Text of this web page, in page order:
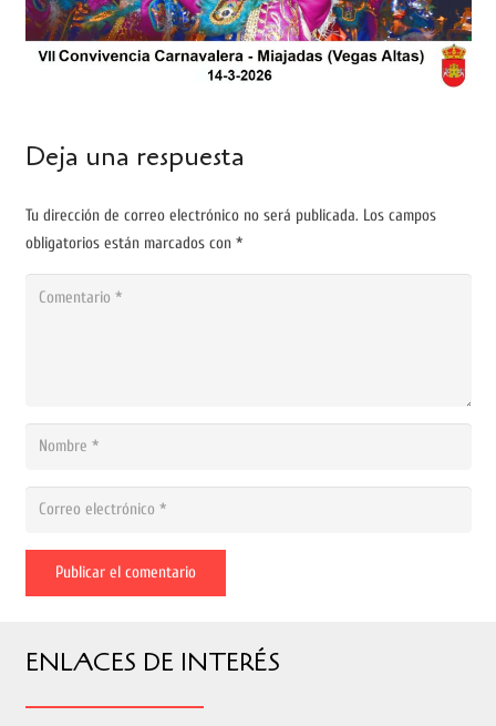
Deja una respuesta
Tu dirección de correo electrónico no será publicada. Los campos
obligatorios están marcados con *
Publicar el comentario
ENLACES DE INTERÉS